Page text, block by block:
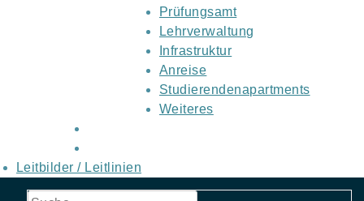
Prüfungsamt
Lehrverwaltung
Infrastruktur
Anreise
Studierendenapartments
Weiteres
Leitbilder / Leitlinien